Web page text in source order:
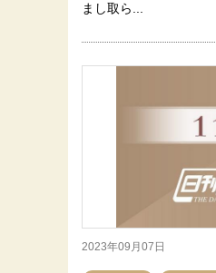
まし取ら...
2023年09月07日